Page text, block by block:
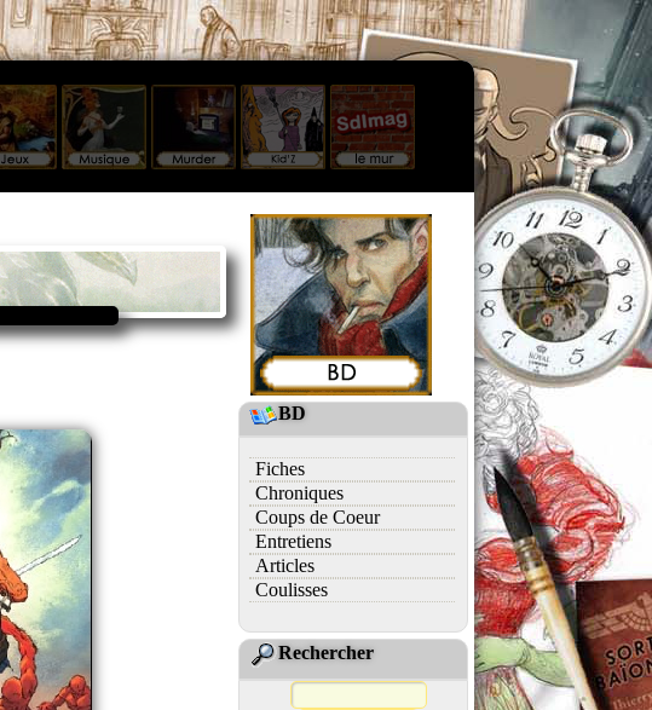
BD
Fiches
Chroniques
Coups de Coeur
Entretiens
Articles
Coulisses
Rechercher